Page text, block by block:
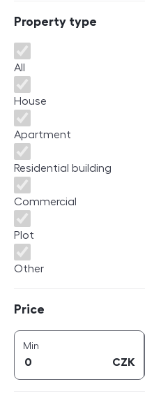
Property type
Property type
All
House
Apartment
Residential building
Commercial
Plot
Other
Price
Min
CZK